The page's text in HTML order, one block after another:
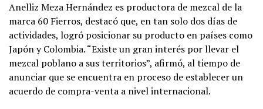
Anelliz Meza Hernández es productora de mezcal de la
marca 60 Fierros, destacó que, en tan solo dos días de
actividades, logró posicionar su producto en países como
Japón y Colombia. “Existe un gran interés por llevar el
mezcal poblano a sus territorios”, afirmó, al tiempo de
anunciar que se encuentra en proceso de establecer un
acuerdo de compra-venta a nivel internacional.